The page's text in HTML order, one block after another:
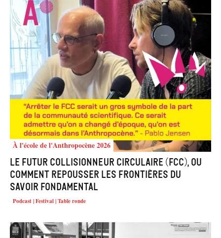
À l'école de l'Anthropocène 2026
Le Futur Collisionneur Circulaire (FCC), ou
comment repousser les frontières du
savoir fondamental
Podcast | Festival | Table ronde